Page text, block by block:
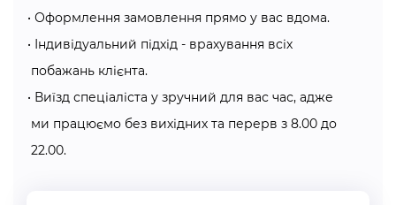
складні, але при цьому потрібно проводити їх точно та
уважно.
Їх етапи залежить від обраного виду ролет та місця
встановлення. Тому замовте БЕЗКОШТОВНИЙ замір від
компанії “Алсер” в Хмельницькому та в межах 50 км від
міста. Спеціаліст надасть консультацію та проведе всі
Оформлення замовлення прямо у вас вдома.
Індивідуальний підхід - врахування всіх
побажань клієнта.
Виїзд спеціаліста у зручний для вас час, адже
ми працюємо без вихідних та перерв з 8.00 до
22.00.